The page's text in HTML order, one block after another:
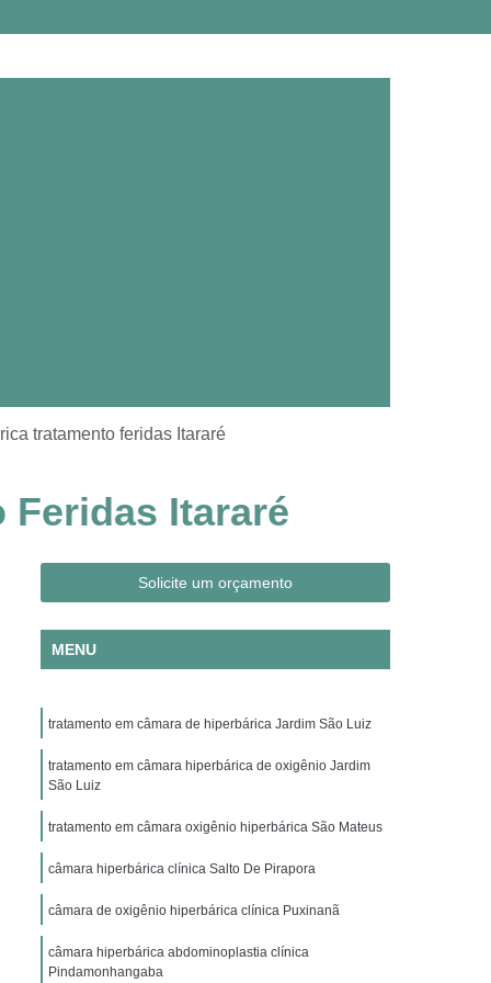
Clínica de Oxigenoterapia Hiperbárica
Hiperbárica em São Paulo
Hiperbárica
Oxigenação Hiperbárica
Hiperbárica em Campina Grande
Oxigenação Hiperbárica em São Paulo
Hiperbárica Tratamento
de Oxigenação Hiperbárica
São Paulo
para Cicatrização
Oxigenoterapia para Tratamento de Feridas
Oxigenoterapia Tratamento de Feridas
tratamento feridas Itararé
Feridas Itararé
Solicite um orçamento
MENU
tratamento em câmara de hiperbárica Jardim São Luiz
tratamento em câmara hiperbárica de oxigênio Jardim
São Luiz
tratamento em câmara oxigênio hiperbárica São Mateus
câmara hiperbárica clínica Salto De Pirapora
câmara de oxigênio hiperbárica clínica Puxinanã
câmara hiperbárica abdominoplastia clínica
Pindamonhangaba